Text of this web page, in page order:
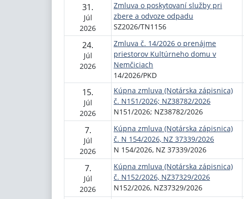
31.
Júl
2026
Zmluva o poskytovaní služby pri
zbere a odvoze odpadu
SZ2026/TN1156
24.
Júl
2026
Zmluva č. 14/2026 o prenájme
priestorov Kultúrneho domu v
Nemčiciach
14/2026/PKD
15.
Júl
2026
Kúpna zmluva (Notárska zápisnica)
č. N151/2026; NZ38782/2026
N151/2026; NZ38782/2026
7.
Júl
2026
Kúpna zmluva (Notárska zápisnica)
č. N 154/2026, NZ 37339/2026
N 154/2026, NZ 37339/2026
7.
Júl
2026
Kúpna zmluva (Notárska zápisnica)
č. N152/2026, NZ37329/2026
N152/2026, NZ37329/2026